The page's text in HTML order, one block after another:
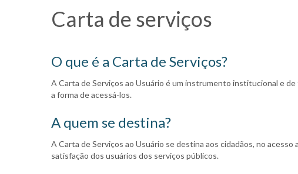
Carta de serviços
O que é a Carta de Serviços?
A Carta de Serviços ao Usuário é um instrumento institucional e
a forma de acessá-los.
A quem se destina?
A Carta de Serviços ao Usuário se destina aos cidadãos, no
satisfação dos usuários dos serviços públicos.